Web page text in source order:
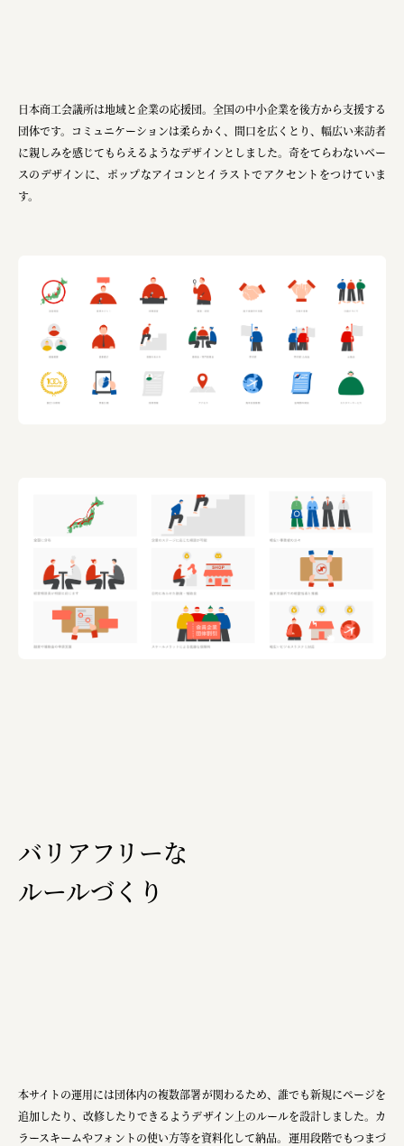
日本商工会議所は地域と企業の応援団。全国の中小企業を後方から支援する
団体です。コミュニケーションは柔らかく、間口を広くとり、幅広い来訪者
に親しみを感じてもらえるようなデザインとしました。奇をてらわないベー
スのデザインに、ポップなアイコンとイラストでアクセントをつけていま
す。
バリアフリーな
ルールづくり
本サイトの運用には団体内の複数部署が関わるため、誰でも新規にページを
追加したり、改修したりできるようデザイン上のルールを設計しました。カ
ラースキームやフォントの使い方等を資料化して納品。運用段階でもつまづ